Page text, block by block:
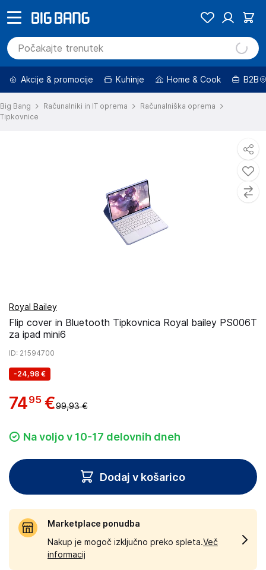
Akcije & promocije Kuhinje Home & Cook B2B
Big Bang Računalniki in IT oprema
Računalniška oprema
Tipkovnice
Royal Bailey
Flip cover in Bluetooth Tipkovnica Royal bailey PS006T
za ipad mini6
ID: 21594700
-24,98 €
7495 €99,93 €
Na voljo v 10-17 delovnih dneh
Dodaj v košarico
Marketplace ponudba
Nakup je mogoč izključno preko spleta.Več
informacij